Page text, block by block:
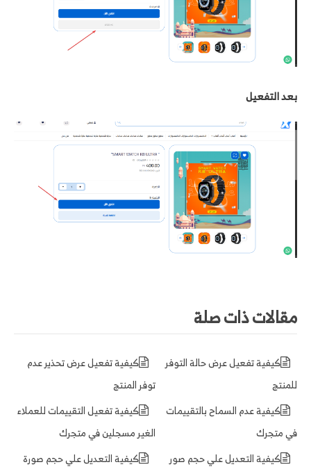
بعد التفعيل
مقالات ذات صلة
كيفية تفعيل عرض تحذير عدم
توفر المنتج
كيفية تفعيل عرض حالة التوفر
للمنتج
كيفية تفعيل التقييمات للعملاء
الغير مسجلين في متجرك
كيفية عدم السماح بالتقييمات
في متجرك
كيفية التعديل علي حجم صورة
كيفية التعديل علي حجم صور